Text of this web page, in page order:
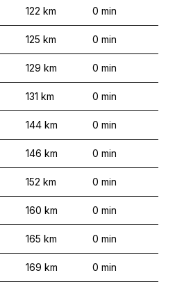
122 km 0 min
125 km 0 min
129 km 0 min
131 km 0 min
144 km 0 min
146 km 0 min
152 km 0 min
160 km 0 min
165 km 0 min
169 km 0 min